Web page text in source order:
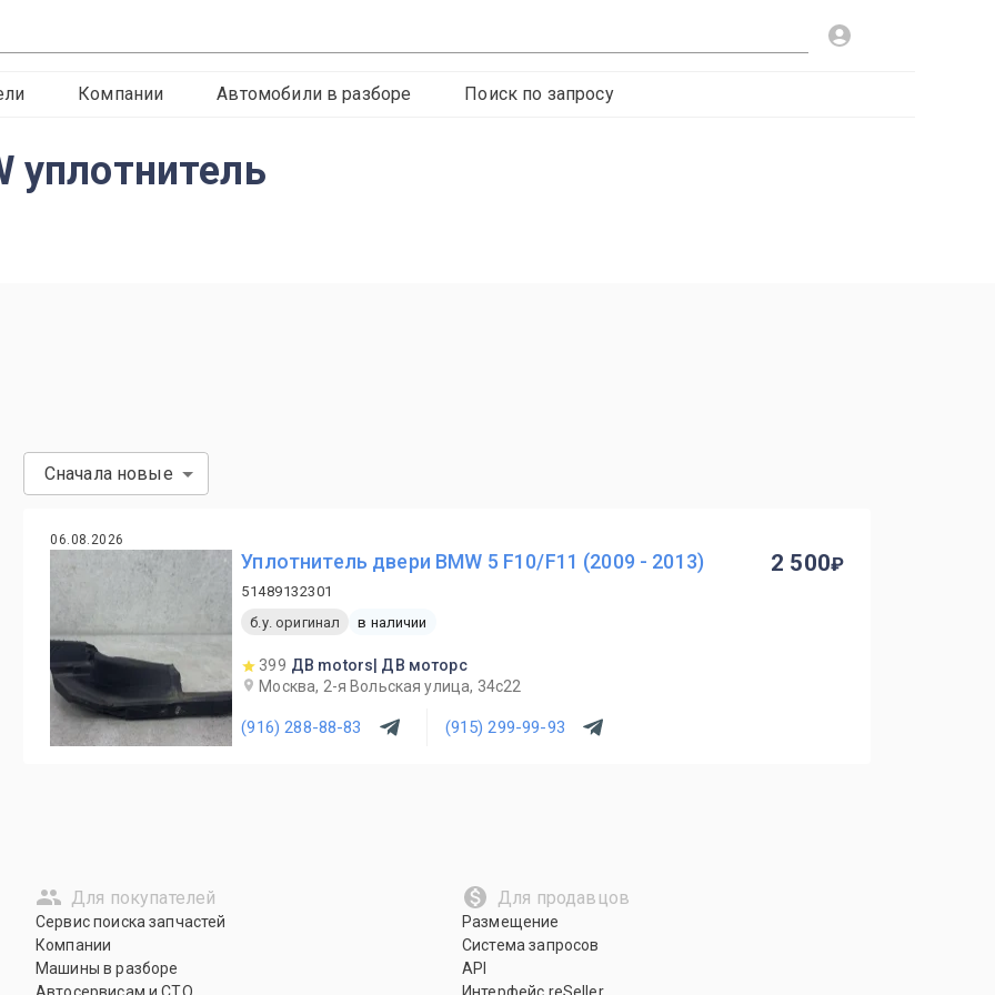
Компании Автомобили в разборе Поиск по запросу
уплотнитель
Сначала новые
06.08.2026
Уплотнитель двери BMW 5 F10/F11 (2009 - 2013)
51489132301
б.у. оригинал
в наличии
399 ДВ motors| ДВ моторс
Москва, 2-я Вольская улица, 34с22
(916) 288-88-83 (915) 299-99-93
2 500
Для покупателей
Сервис поиска запчастей
Компании
Машины в разборе
Для продавцов
Размещение
Система запросов
API